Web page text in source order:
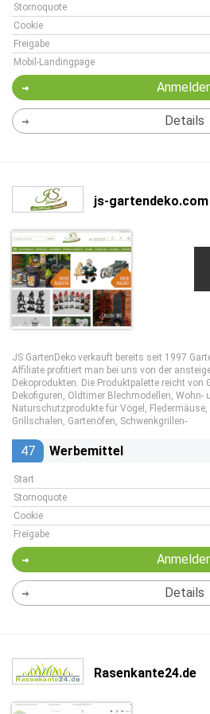
Stornoquote
Cookie
Freigabe
Mobil-Landingpage
Details
js-gartendeko.com
JS GartenDeko verkauft bereits seit 1997
Affiliate profitiert man bei uns von der
Dekoprodukten. Die Produktpalette reicht von
Dekofiguren, Oldtimer Blechmodellen, Wohn-
Naturschutzprodukte für Vögel,
Grillschalen, Gartenöfen, Schwenkgrillen-
47 Werbemittel
Start
Stornoquote
Cookie
Freigabe
Details
Rasenkante24.de